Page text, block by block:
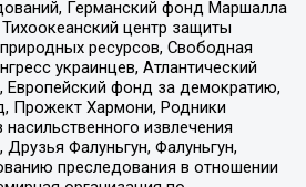
Германский фонд Маршалла
центр защиты
ресурсов, Свободная
украинцев, Атлантический
Европейский фонд за демократию,
Прожект Хармони, Родники
извлечения
Фалуньгун, Фалуньгун,
преследования в отношении